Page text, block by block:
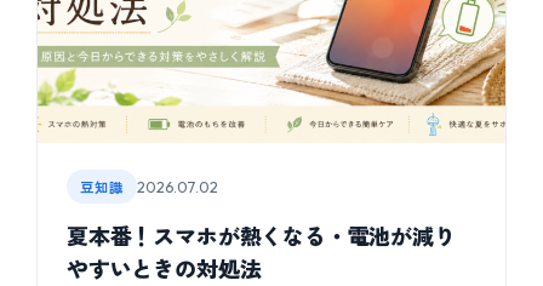
豆知識 2026.07.02
夏本番！スマホが熱くなる・電池が減り
やすいときの対処法